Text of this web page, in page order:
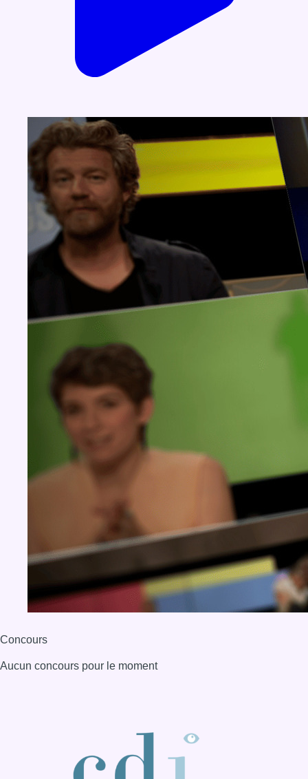
Concours
Aucun concours pour le moment